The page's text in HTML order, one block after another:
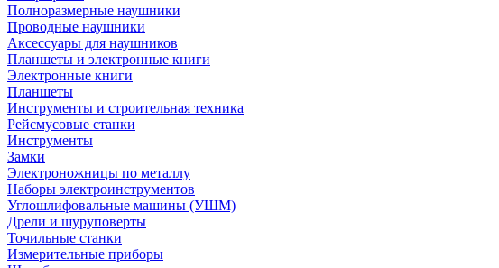
Полноразмерные наушники
Проводные наушники
Аксессуары для наушников
Планшеты и электронные книги
Электронные книги
Планшеты
Инструменты и строительная техника
Рейсмусовые станки
Инструменты
Замки
Электроножницы по металлу
Наборы электроинструментов
Углошлифовальные машины (УШМ)
Дрели и шуруповерты
Точильные станки
Измерительные приборы